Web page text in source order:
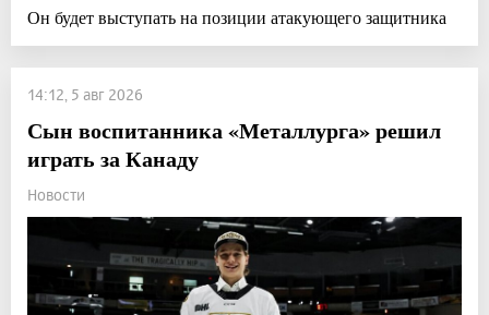
Он будет выступать на позиции атакующего защитника
14:12, 5 авг 2026
Сын воспитанника «Металлурга» решил
играть за Канаду
Новости